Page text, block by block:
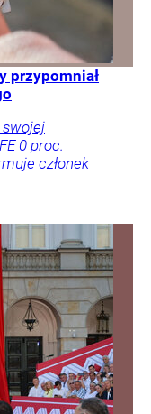
przypomniał
0 proc.
członek